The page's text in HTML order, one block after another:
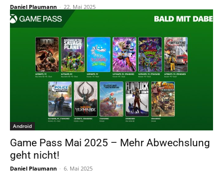
Daniel Plaumann - 22. Mai 2025
Android
Game Pass Mai 2025 – Mehr Abwechslung
geht nicht!
Daniel Plaumann - 6. Mai 2025